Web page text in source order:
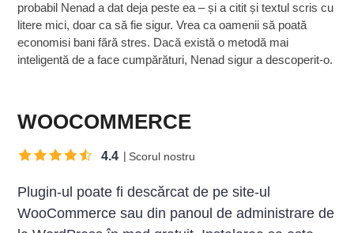
probabil Nenad a dat deja peste ea – și a citit și textul scris cu
litere mici, doar ca să fie sigur. Vrea ca oamenii să poată
economisi bani fără stres. Dacă există o metodă mai
inteligentă de a face cumpărături, Nenad sigur a descoperit-o.
WOOCOMMERCE
4.4 Scorul nostru
Plugin-ul poate fi descărcat de pe site-ul
WooCommerce sau din panoul de administrare de